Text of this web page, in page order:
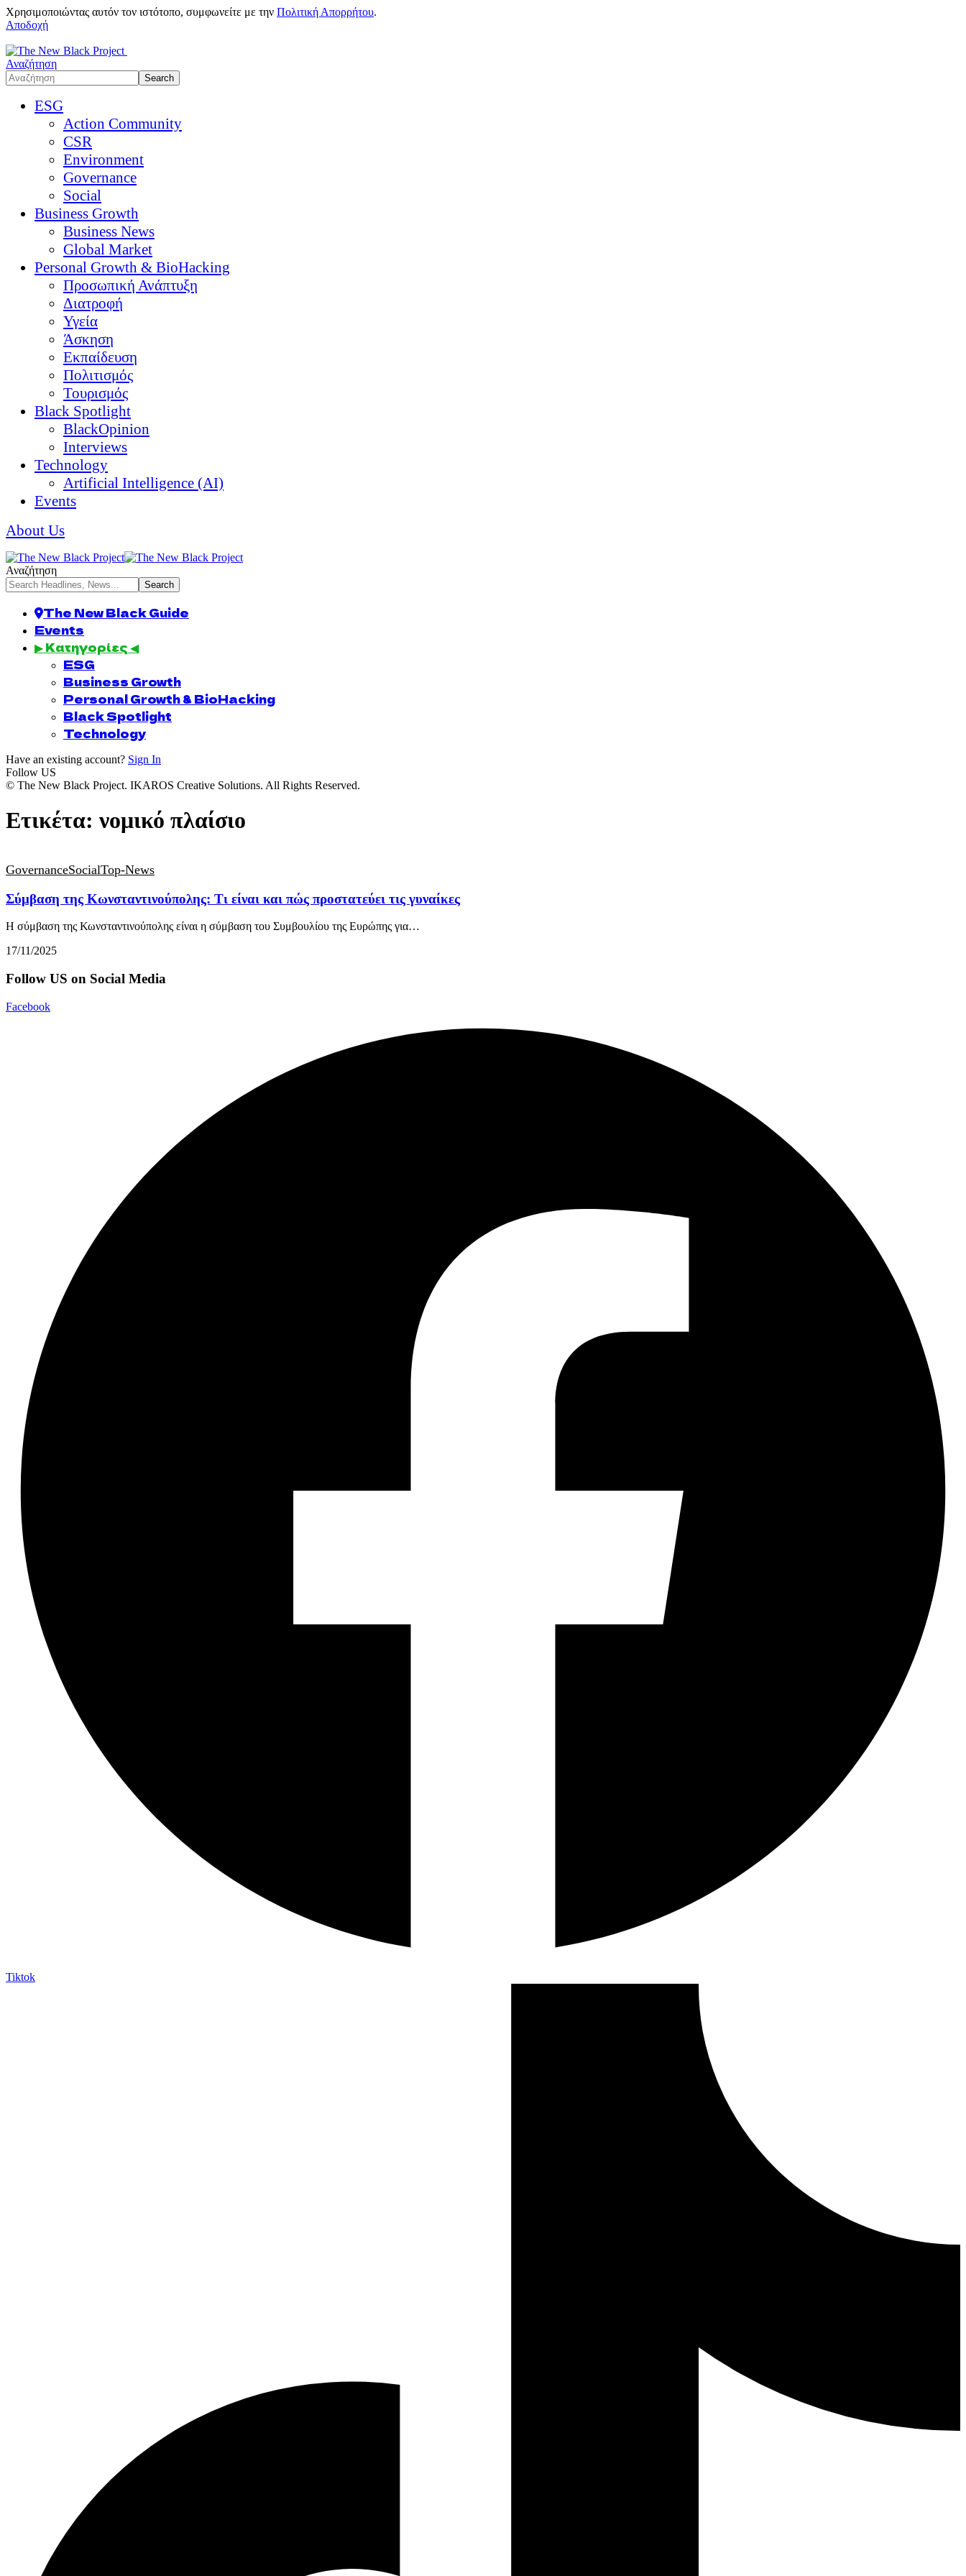
Χρησιμοποιώντας αυτόν τον ιστότοπο, συμφωνείτε με την Πολιτική Απορρήτου.
Αποδοχή
Αναζήτηση
ESG
Action Community
CSR
Environment
Governance
Social
Business Growth
Business News
Global Market
Personal Growth & BioHacking
Προσωπική Ανάπτυξη
Διατροφή
Υγεία
Άσκηση
Εκπαίδευση
Πολιτισμός
Τουρισμός
Black Spotlight
BlackOpinion
Interviews
Technology
Artificial Intelligence (AI)
Events
About Us
Αναζήτηση
The New Black Guide
Events
▶ Κατηγορίες ◀
ESG
Business Growth
Personal Growth & BioHacking
Black Spotlight
Technology
Have an existing account? Sign In
Follow US
© The New Black Project. IKAROS Creative Solutions. All Rights Reserved.
Ετικέτα: νομικό πλαίσιο
GovernanceSocialTop-News
Σύμβαση της Κωνσταντινούπολης: Τι είναι και πώς προστατεύει τις γυναίκες
Η σύμβαση της Κωνσταντινούπολης είναι η σύμβαση του Συμβουλίου της Ευρώπης για…
17/11/2025
Follow US on Social Media
Facebook
Tiktok